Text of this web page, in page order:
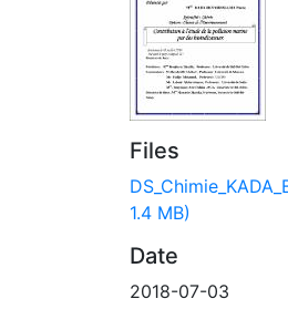
Files
1.4 MB)
Date
2018-07-03